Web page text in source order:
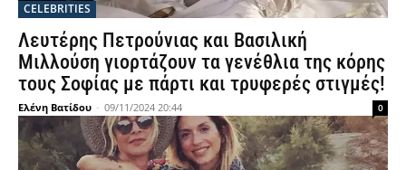
CELEBRITIES
Λευτέρης Πετρούνιας και Βασιλική
Μιλλούση γιορτάζουν τα γενέθλια της κόρης
τους Σοφίας με πάρτι και τρυφερές στιγμές!
Ελένη Βατίδου - 09/11/2024 20:44 0